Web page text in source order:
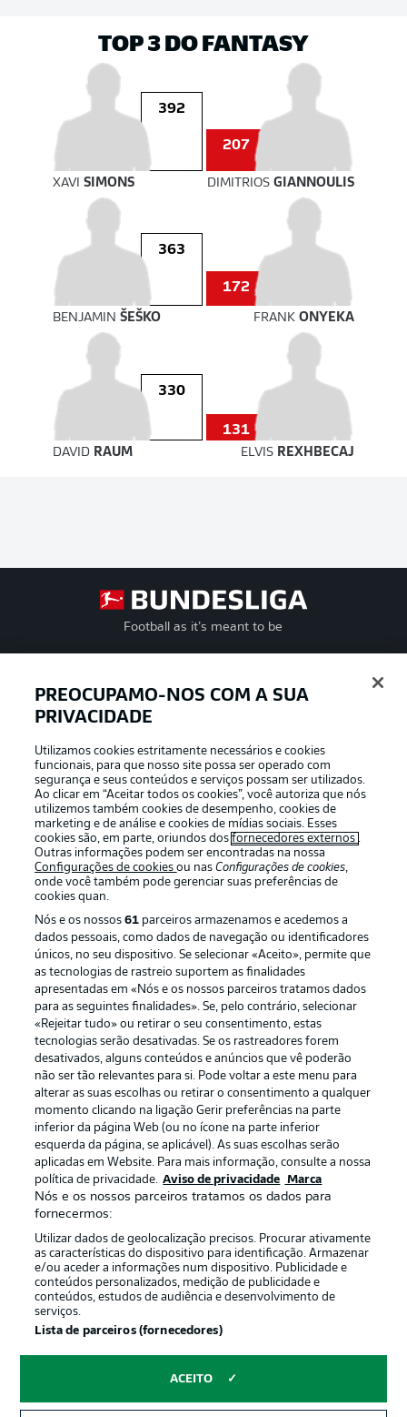
TOP 3 DO FANTASY
392
207
XAVI SIMONS DIMITRIOSGIANNOULIS
363
172
BENJAMIN ŠEŠKO FRANKONYEKA
330
131
DAVID RAUM ELVIS REXHBECAJ
Football as it’s meant to be
APLICATIVO DA BUNDESLIGA
Oferecido por
Publicidade Avisos legais
Gerir preferências Aviso de privacidade
Emissoras
Trabalhe conosco Marca
Contato Jogadores
© 2026 Bundesliga-Gruppe GmbH
Escolha seu idioma
PREOCUPAMO-NOS COM A SUA
PRIVACIDADE
Utilizamos cookies estritamente necessários e cookies
funcionais, para que nosso site possa ser operado com
segurança e seus conteúdos e serviços possam ser utilizados.
Ao clicar em “Aceitar todos os cookies”, você autoriza que nós
utilizemos também cookies de desempenho, cookies de
marketing e de análise e cookies de mídias sociais. Esses
cookies são, em parte, oriundos dosfornecedores externos .
Outras informações podem ser encontradas na nossa
Configurações de cookiesou nasConfigurações de cookies,
onde você também pode gerenciar suas preferências de
cookies quan.
Nós e os nossos61 parceiros armazenamos e acedemos a
dados pessoais, como dados de navegação ou identificadores
únicos, no seu dispositivo. Se selecionar «Aceito», permite que
as tecnologias de rastreio suportem as finalidades
apresentadas em «Nós e os nossos parceiros tratamos dados
para as seguintes finalidades». Se, pelo contrário, selecionar
«Rejeitar tudo» ou retirar o seu consentimento, estas
tecnologias serão desativadas. Se os rastreadores forem
desativados, alguns conteúdos e anúncios que vê poderão
não ser tão relevantes para si. Pode voltar a este menu para
alterar as suas escolhas ou retirar o consentimento a qualquer
momento clicando na ligação Gerir preferências na parte
inferior da página Web (ou no ícone na parte inferior
esquerda da página, se aplicável). As suas escolhas serão
aplicadas em Website. Para mais informação, consulte a nossa
política de privacidade. Aviso de privacidade Marca
Nós e os nossos parceiros tratamos os dados para
fornecermos:
Utilizar dados de geolocalização precisos. Procurar ativamente
as características do dispositivo para identificação. Armazenar
e/ou aceder a informações num dispositivo. Publicidade e
conteúdos personalizados, medição de publicidade e
conteúdos, estudos de audiência e desenvolvimento de
serviços.
Lista de parceiros (fornecedores)
ACEITO